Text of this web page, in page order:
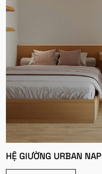
HỆ GIƯỜNG URBAN NAP